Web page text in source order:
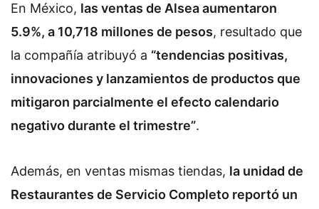
En México, las ventas de Alsea aumentaron
5.9%, a 10,718 millones de pesos, resultado que
la compañía atribuyó a “tendencias positivas,
innovaciones y lanzamientos de productos que
mitigaron parcialmente el efecto calendario
negativo durante el trimestre”.
Además, en ventas mismas tiendas, la unidad de
Restaurantes de Servicio Completo reportó un